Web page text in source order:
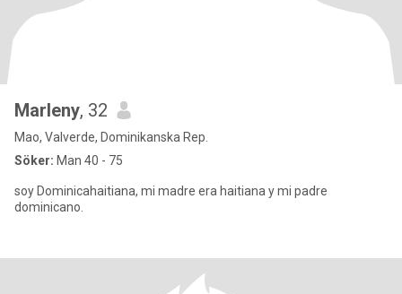
Marleny, 32
Mao, Valverde, Dominikanska Rep.
Söker: Man 40 - 75
soy Dominicahaitiana, mi madre era haitiana y mi padre
dominicano.